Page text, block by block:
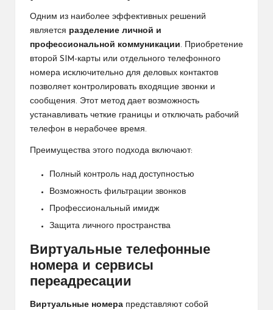
Одним из наиболее эффективных решений
является разделение личной и
профессиональной коммуникации. Приобретение
второй SIM-карты или отдельного телефонного
номера исключительно для деловых контактов
позволяет контролировать входящие звонки и
сообщения. Этот метод дает возможность
устанавливать четкие границы и отключать рабочий
телефон в нерабочее время.
Преимущества этого подхода включают:
Полный контроль над доступностью
Возможность фильтрации звонков
Профессиональный имидж
Защита личного пространства
Виртуальные телефонные
номера и сервисы
переадресации
Виртуальные номера представляют собой